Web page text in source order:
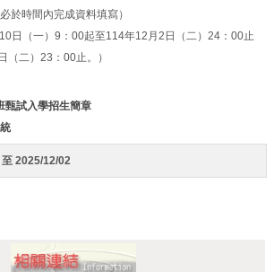
於時間內完成資料填寫）
日（一）9：00起至114年12月2日（二）24：00止
（二）23：00止。）
甄試入學招生簡章
2025/12/02